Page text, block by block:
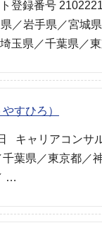
登録番号
／岩手県／宮城
玉県／千葉県／
すひろ）
キャリアコンサ
千葉県／東京都／
…